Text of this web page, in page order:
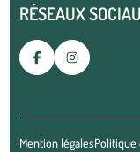
RÉSEAUX
Mention légales